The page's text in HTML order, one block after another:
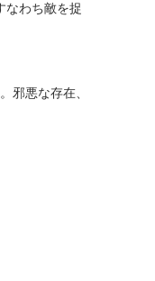
なわち敵を捉
邪悪な存在、